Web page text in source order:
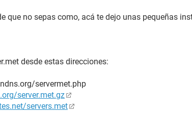
que no sepas como, acá te dejo unas pequeñas
desde estas direcciones:
servermet.php
server.met.gz
servers.met